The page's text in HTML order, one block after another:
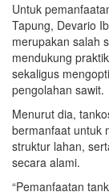
Untuk
Tapung, Devario
merupakan salah
mendukung
sekaligus
pengolahan sawit.
Menurut dia,
bermanfaat untuk
struktur lahan,
secara alami.
“Pemanfaatan